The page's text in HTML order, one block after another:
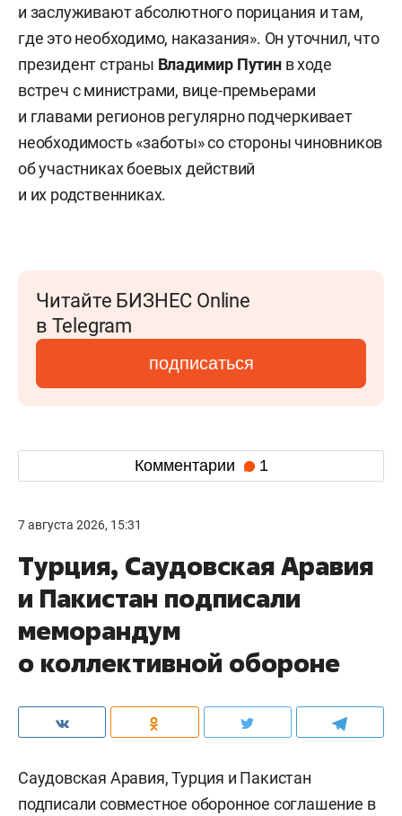
и заслуживают абсолютного порицания и там,
где это необходимо, наказания». Он уточнил, что
президент страны Владимир Путинв ходе
встреч с министрами, вице-премьерами
и главами регионов регулярно подчеркивает
необходимость «заботы» со стороны чиновников
об участниках боевых действий
и их родственниках.
Читайте БИЗНЕС Online
в Telegram
подписаться
Комментарии 1
7 августа 2026, 15:31
Турция, Саудовская Аравия
и Пакистан подписали
меморандум
о коллективной обороне
Саудовская Аравия, Турция и Пакистан
подписали совместное оборонное соглашение в